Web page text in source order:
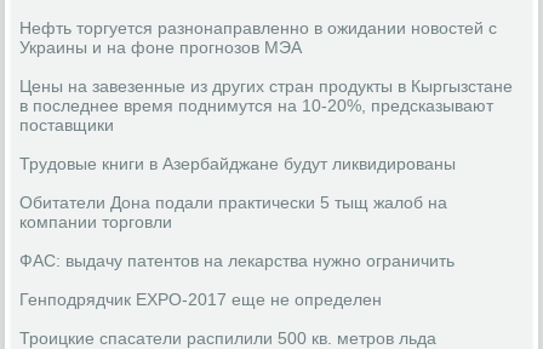
Нефть торгуется разнонаправленно в ожидании новостей с
Украины и на фоне прогнозов МЭА
Цены на завезенные из других стран продукты в Кыргызстане
в последнее время поднимутся на 10-20%, предсказывают
поставщики
Трудовые книги в Азербайджане будут ликвидированы
Обитатели Дона подали практически 5 тыщ жалоб на
компании торговли
ФАС: выдачу патентов на лекарства нужно ограничить
Генподрядчик EXPO-2017 еще не определен
Троицкие спасатели распилили 500 кв. метров льда